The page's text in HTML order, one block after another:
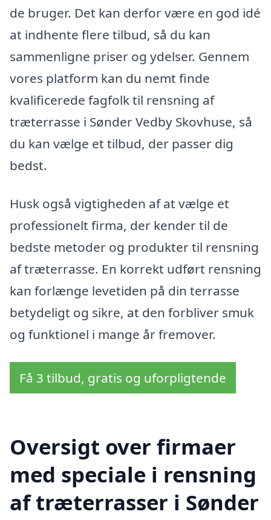
de bruger. Det kan derfor være en god idé
at indhente flere tilbud, så du kan
sammenligne priser og ydelser. Gennem
vores platform kan du nemt finde
kvalificerede fagfolk til rensning af
træterrasse i Sønder Vedby Skovhuse, så
du kan vælge et tilbud, der passer dig
bedst.
Husk også vigtigheden af at vælge et
professionelt firma, der kender til de
bedste metoder og produkter til rensning
af træterrasse. En korrekt udført rensning
kan forlænge levetiden på din terrasse
betydeligt og sikre, at den forbliver smuk
og funktionel i mange år fremover.
Få 3 tilbud, gratis og uforpligtende
Oversigt over firmaer
med speciale i rensning
af træterrasser i Sønder